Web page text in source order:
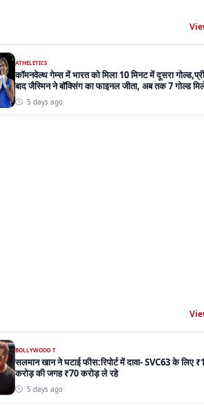
ATHELETICS
कॉमनवेल्थ गेम्स में भारत को मिला 10 मिनट में दूसरा
बाद जैस्मिन ने बॉक्सिंग का फाइनल जीता, अब तक 7 गोल्ड
5 days ago
BOLLYWOOD T
सलमान खान ने घटाई फीस:रिपोर्ट में दावा- SVC63 के लिए
करोड़ की जगह ₹70 करोड़ ले रहे
5 days ago